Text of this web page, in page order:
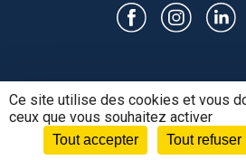
Postuler Mon Espace Espace
MENTIONS
PLAN DU
Ce site utilise des cookies et vous
ceux que vous souhaitez activer
Tout accepter Tout refuser